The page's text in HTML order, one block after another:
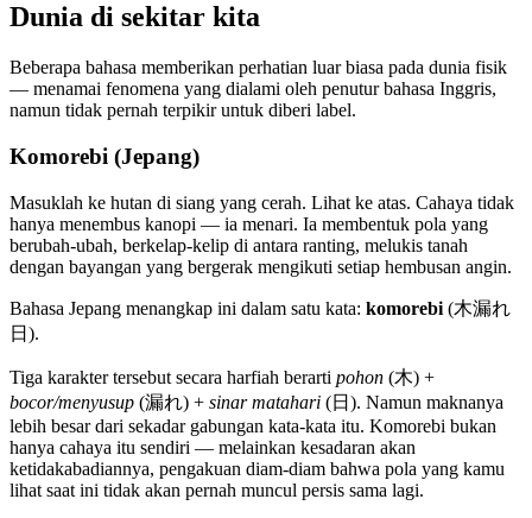
Dunia di sekitar kita
Beberapa bahasa memberikan perhatian luar biasa pada dunia fisik
— menamai fenomena yang dialami oleh penutur bahasa Inggris,
namun tidak pernah terpikir untuk diberi label.
Komorebi (Jepang)
Masuklah ke hutan di siang yang cerah. Lihat ke atas. Cahaya tidak
hanya menembus kanopi — ia menari. Ia membentuk pola yang
berubah-ubah, berkelap-kelip di antara ranting, melukis tanah
dengan bayangan yang bergerak mengikuti setiap hembusan angin.
Bahasa Jepang menangkap ini dalam satu kata: komorebi (木漏れ
日).
Tiga karakter tersebut secara harfiah berarti pohon (木) +
bocor/menyusup (漏れ) + sinar matahari (日). Namun maknanya
lebih besar dari sekadar gabungan kata-kata itu. Komorebi bukan
hanya cahaya itu sendiri — melainkan kesadaran akan
ketidakabadiannya, pengakuan diam-diam bahwa pola yang kamu
lihat saat ini tidak akan pernah muncul persis sama lagi.